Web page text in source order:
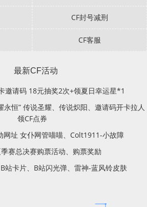
CF封号减刑
CF客服
最新CF活动
邀请码 18元抽奖2次+领夏日幸运星*1
永恒” 传说圣耀、传说炽阳、邀请码开卡拉人
领CF点券
网址 女仆网管喵喵、Colt1911-小故障
季赛总决赛购票活动、购票奖励
站卡片、B站闪光弹、雷神-蓝风铃皮肤